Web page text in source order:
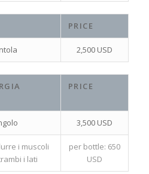
PRICE
2,500 USD
PRICE
3,500 USD
i muscoli
i lati
per bottle: 650
USD